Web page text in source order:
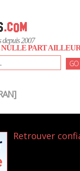
depuis 2007
NULLE PART
GO
Retrouver